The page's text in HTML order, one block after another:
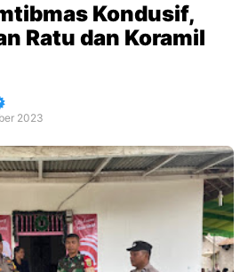
Kondusif,
Ratu dan Koramil
2023